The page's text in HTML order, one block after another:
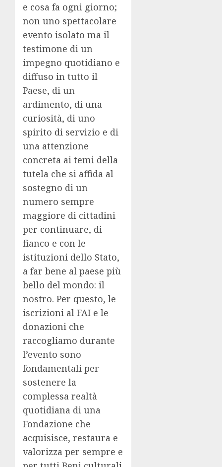
e cosa fa ogni giorno;
non uno spettacolare
evento isolato ma il
testimone di un
impegno quotidiano e
diffuso in tutto il
Paese, di un
ardimento, di una
curiosità, di uno
spirito di servizio e di
una attenzione
concreta ai temi della
tutela che si affida al
sostegno di un
numero sempre
maggiore di cittadini
per continuare, di
fianco e con le
istituzioni dello Stato,
a far bene al paese più
bello del mondo: il
nostro. Per questo, le
iscrizioni al FAI e le
donazioni che
raccogliamo durante
l’evento sono
fondamentali per
sostenere la
complessa realtà
quotidiana di una
Fondazione che
acquisisce, restaura e
valorizza per sempre e